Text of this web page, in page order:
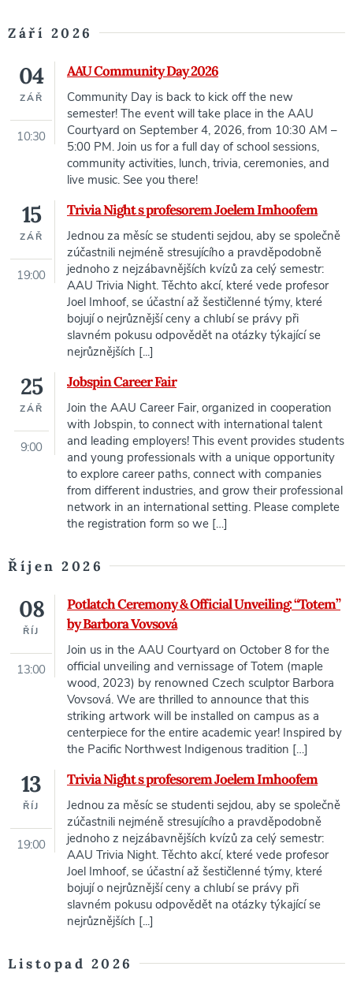
Září 2026
AAU Community Day 2026
04
ZÁŘ
10:30
Community Day is back to kick off the new
semester! The event will take place in the AAU
Courtyard on September 4, 2026, from 10:30 AM –
5:00 PM. Join us for a full day of school sessions,
community activities, lunch, trivia, ceremonies, and
live music. See you there!
Trivia Night s profesorem Joelem Imhoofem
15
ZÁŘ
19:00
Jednou za měsíc se studenti sejdou, aby se společně
zúčastnili nejméně stresujícího a pravděpodobně
jednoho z nejzábavnějších kvízů za celý semestr:
AAU Trivia Night. Těchto akcí, které vede profesor
Joel Imhoof, se účastní až šestičlenné týmy, které
bojují o nejrůznější ceny a chlubí se právy při
slavném pokusu odpovědět na otázky týkající se
nejrůznějších [...]
Jobspin Career Fair
25
ZÁŘ
9:00
Join the AAU Career Fair, organized in cooperation
with Jobspin, to connect with international talent
and leading employers! This event provides students
and young professionals with a unique opportunity
to explore career paths, connect with companies
from different industries, and grow their professional
network in an international setting. Please complete
the registration form so we […]
Říjen 2026
Potlatch Ceremony & Official Unveiling: “Totem”
by Barbora Vovsová
08
ŘÍJ
13:00
Join us in the AAU Courtyard on October 8 for the
official unveiling and vernissage of Totem (maple
wood, 2023) by renowned Czech sculptor Barbora
Vovsová. We are thrilled to announce that this
striking artwork will be installed on campus as a
centerpiece for the entire academic year! Inspired by
the Pacific Northwest Indigenous tradition […]
Trivia Night s profesorem Joelem Imhoofem
13
ŘÍJ
19:00
Jednou za měsíc se studenti sejdou, aby se společně
zúčastnili nejméně stresujícího a pravděpodobně
jednoho z nejzábavnějších kvízů za celý semestr:
AAU Trivia Night. Těchto akcí, které vede profesor
Joel Imhoof, se účastní až šestičlenné týmy, které
bojují o nejrůznější ceny a chlubí se právy při
slavném pokusu odpovědět na otázky týkající se
nejrůznějších [...]
Listopad 2026